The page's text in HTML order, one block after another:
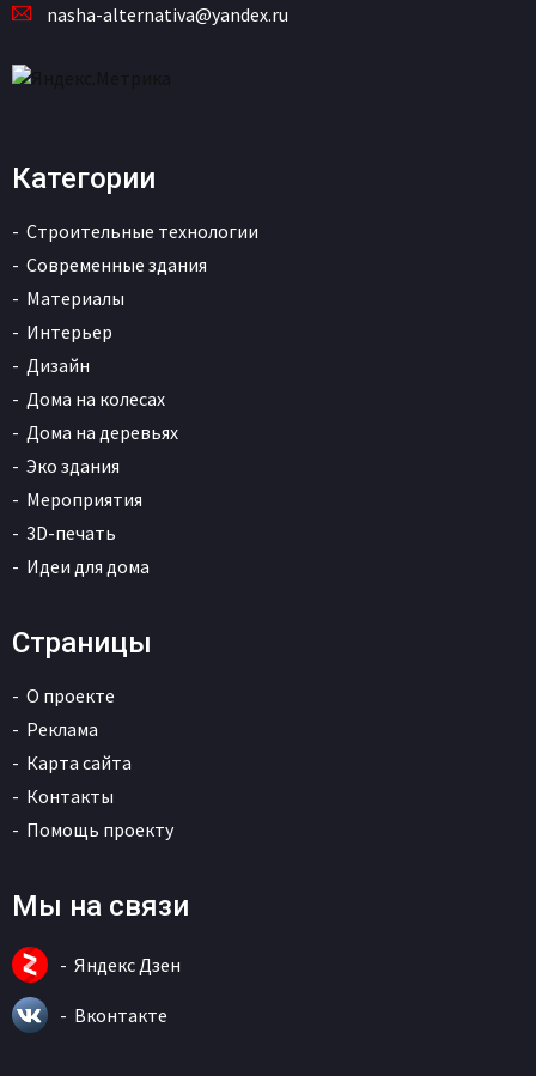
nasha-alternativa@yandex.ru
Категории
Строительные технологии
Современные здания
Материалы
Интерьер
Дизайн
Дома на колесах
Дома на деревьях
Эко здания
Мероприятия
3D-печать
Идеи для дома
Страницы
О проекте
Реклама
Карта сайта
Контакты
Помощь проекту
Мы на связи
Яндекс Дзен
Вконтакте